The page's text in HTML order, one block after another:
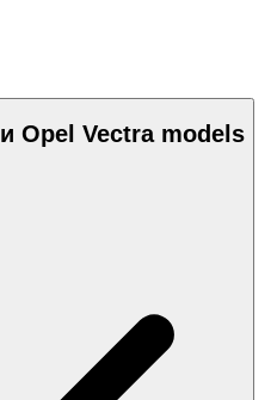
Opel Vectra models